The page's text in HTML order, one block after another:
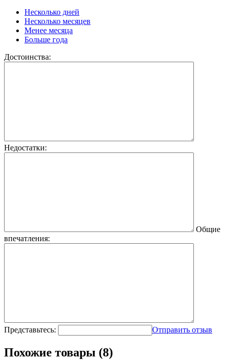
Несколько дней
Несколько месяцев
Менее месяца
Больше года
Достоинства:
Недостатки:
Общие
впечатления:
Представьтесь: Отправить отзыв
Похожие товары (8)